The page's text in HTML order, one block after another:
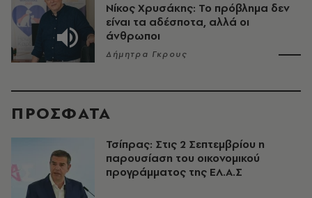
Νίκος Χρυσάκης: Το πρόβλημα δεν
είναι τα αδέσποτα, αλλά οι
άνθρωποι
Δήμητρα Γκρους
ΠΡΟΣΦΑΤΑ
Τσίπρας: Στις 2 Σεπτεμβρίου η
παρουσίαση του οικονομικού
προγράμματος της ΕΛ.Α.Σ